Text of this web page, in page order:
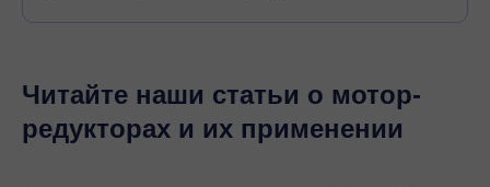
Читайте наши статьи о мотор-
редукторах и их применении